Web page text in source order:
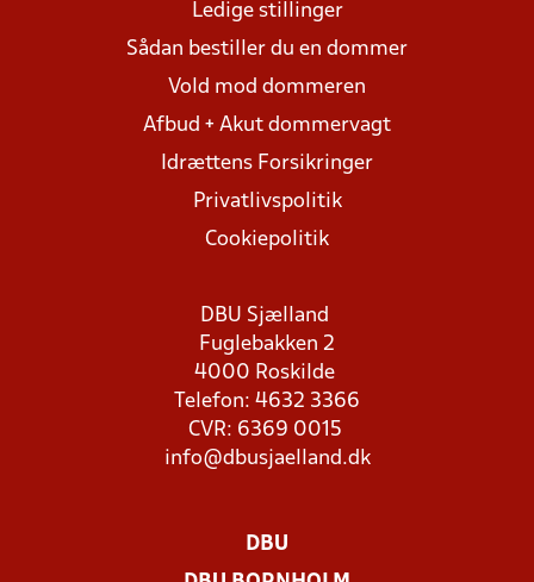
Ledige stillinger
Sådan bestiller du en dommer
Vold mod dommeren
Afbud + Akut dommervagt
Idrættens Forsikringer
Privatlivspolitik
Cookiepolitik
DBU Sjælland
Fuglebakken 2
4000 Roskilde
Telefon: 4632 3366
CVR: 6369 0015
info@dbusjaelland.dk
DBU